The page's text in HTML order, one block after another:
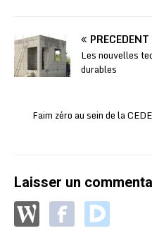
PRÉCÉDENT
Les nouvelles
durables
Faim zéro au sein de la
Laisser un